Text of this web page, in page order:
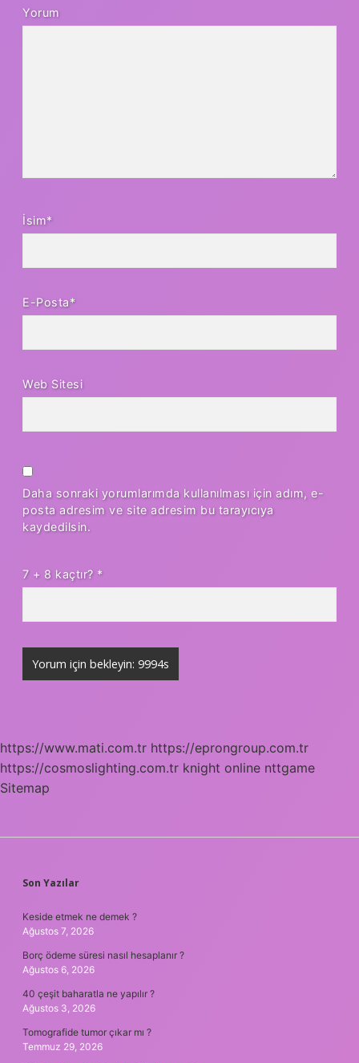
Yorum
İsim*
E-Posta*
Web Sitesi
Daha sonraki yorumlarımda kullanılması için adım, e-
posta adresim ve site adresim bu tarayıcıya
kaydedilsin.
7 + 8 kaçtır? *
https://www.mati.com.tr https://eprongroup.com.tr
https://cosmoslighting.com.tr knight online nttgame
Sitemap
SIDEBAR
Son Yazılar
Keside etmek ne demek ?
Ağustos 7, 2026
Borç ödeme süresi nasıl hesaplanır ?
Ağustos 6, 2026
40 çeşit baharatla ne yapılır ?
Ağustos 3, 2026
Tomografide tumor çıkar mı ?
Temmuz 29, 2026